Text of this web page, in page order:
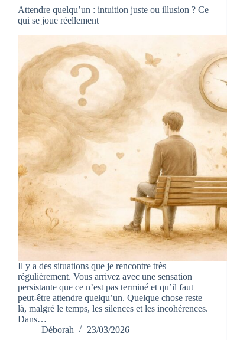
Attendre quelqu’un : intuition juste ou illusion ? Ce
qui se joue réellement
Il y a des situations que je rencontre très
régulièrement. Vous arrivez avec une sensation
persistante que ce n’est pas terminé et qu’il faut
peut-être attendre quelqu’un. Quelque chose reste
là, malgré le temps, les silences et les incohérences.
Dans…
Déborah
23/03/2026